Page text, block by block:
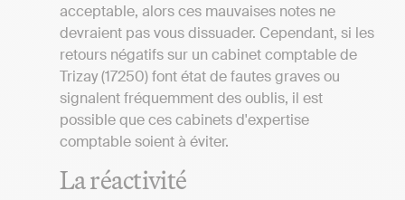
acceptable, alors ces mauvaises notes ne
devraient pas vous dissuader. Cependant, si les
retours négatifs sur un cabinet comptable de
Trizay (17250) font état de fautes graves ou
signalent fréquemment des oublis, il est
possible que ces cabinets d'expertise
comptable soient à éviter.
La réactivité